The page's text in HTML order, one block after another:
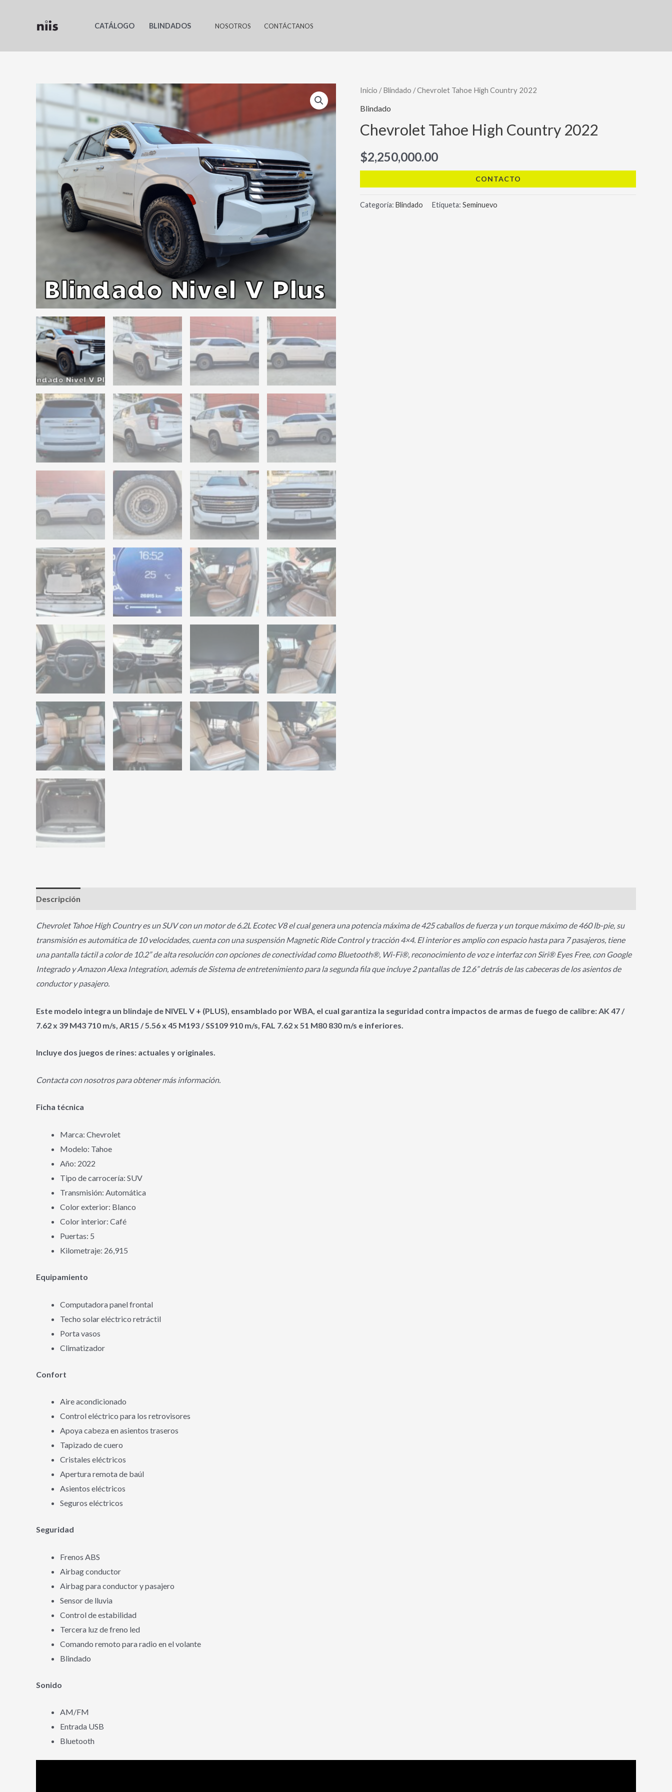
CATÁLOGO BLINDADOS NOSOTROS CONTÁCTANOS
Inicio /Blindado / Chevrolet Tahoe High Country 2022
Blindado
Chevrolet Tahoe High Country 2022
$2,250,000.00
CONTACTO
Categoría: Blindado Etiqueta: Seminuevo
Descripción
Chevrolet Tahoe High Country es un SUV con un motor de 6.2L Ecotec V8 el cual genera una potencia máxima de 425 caballos de fuerza y un torque máximo de 460 lb-pie, su
transmisión es automática de 10 velocidades, cuenta con una suspensión Magnetic Ride Control y tracción 4×4. El interior es amplio con espacio hasta para 7 pasajeros, tiene
una pantalla táctil a color de 10.2” de alta resolución con opciones de conectividad como Bluetooth®, Wi-Fi®, reconocimiento de voz e interfaz con Siri® Eyes Free, con Google
Integrado y Amazon Alexa Integration, además de Sistema de entretenimiento para la segunda fila que incluye 2 pantallas de 12.6” detrás de las cabeceras de los asientos de
conductor y pasajero.
Este modelo integra un blindaje de NIVEL V + (PLUS), ensamblado por WBA, el cual garantiza la seguridad contra impactos de armas de fuego de calibre: AK 47 /
7.62 x 39 M43 710 m/s, AR15 / 5.56 x 45 M193 / SS109 910 m/s, FAL 7.62 x 51 M80 830 m/s e inferiores.
Incluye dos juegos de rines: actuales y originales.
Contacta con nosotros para obtener más información.
Ficha técnica
Marca: Chevrolet
Modelo: Tahoe
Año: 2022
Tipo de carrocería: SUV
Transmisión: Automática
Color exterior: Blanco
Color interior: Café
Puertas: 5
Kilometraje: 26,915
Equipamiento
Computadora panel frontal
Techo solar eléctrico retráctil
Porta vasos
Climatizador
Confort
Aire acondicionado
Control eléctrico para los retrovisores
Apoya cabeza en asientos traseros
Tapizado de cuero
Cristales eléctricos
Apertura remota de baúl
Asientos eléctricos
Seguros eléctricos
Seguridad
Frenos ABS
Airbag conductor
Airbag para conductor y pasajero
Sensor de lluvia
Control de estabilidad
Tercera luz de freno led
Comando remoto para radio en el volante
Blindado
Sonido
AM/FM
Entrada USB
Bluetooth